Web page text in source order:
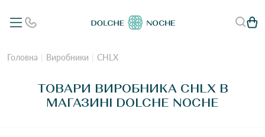
Головна Виробники CHLX
ТОВАРИ ВИРОБНИКА CHLX В
МАГАЗИНІ DOLCHE NOCHE